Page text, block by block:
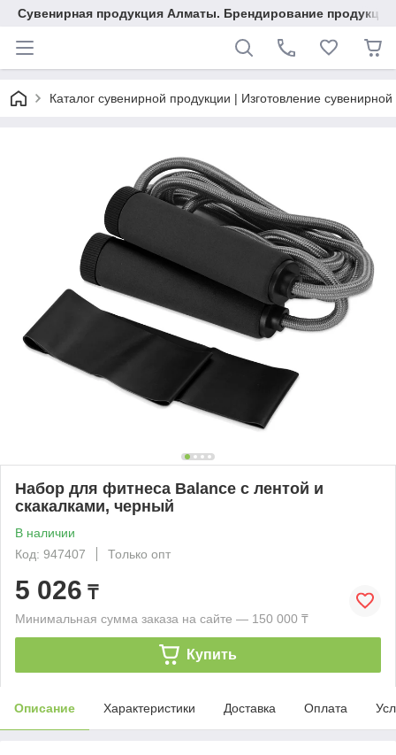
Сувенирная продукция Алматы. Брендирование
Каталог сувенирной продукции | Изготовление
Набор для фитнеса Balance с лентой и
скакалками, черный
В наличии
Код: 947407
Только опт
5 026 ₸
Минимальная сумма заказа на сайте — 150 000 ₸
Купить
Описание Характеристики Доставка Оплата